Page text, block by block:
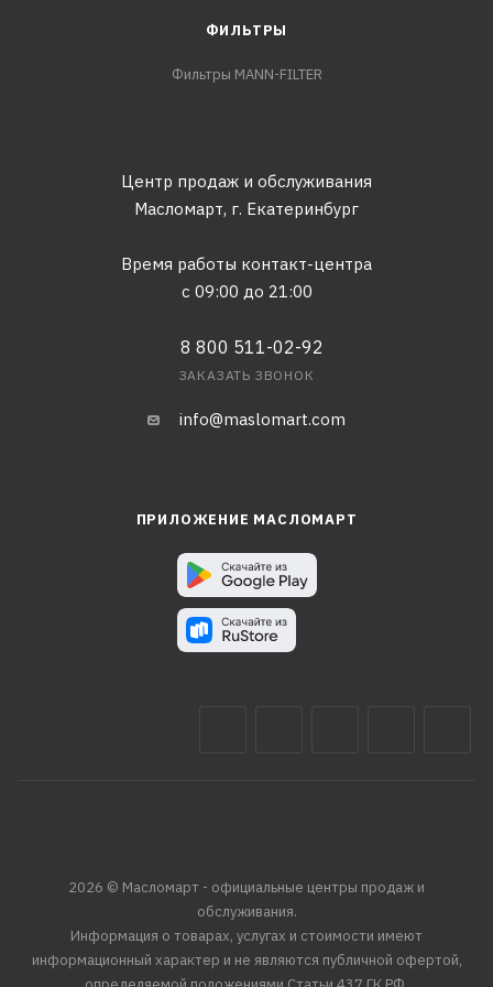
ФИЛЬТРЫ
Фильтры MANN-FILTER
Центр продаж и обслуживания
Масломарт, г. Екатеринбург
Время работы контакт-центра
с 09:00 до 21:00
8 800 511-02-92
ЗАКАЗАТЬ ЗВОНОК
info@maslomart.com
ПРИЛОЖЕНИЕ МАСЛОМАРТ
2026 © Масломарт - официальные центры продаж и
обслуживания.
Информация о товарах, услугах и стоимости имеют
информационный характер и не являются публичной офертой,